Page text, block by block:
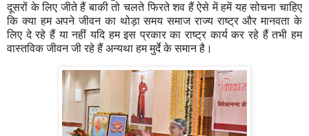
दूसरों के लिए जीते हैं बाकी तो चलते फिरते शव हैं ऐसे में हमें यह सोचना चाहिए
कि क्या हम अपने जीवन का थोड़ा समय समाज राज्य राष्ट्र और मानवता के
लिए दे रहे हैं या नहीं यदि हम इस प्रकार का राष्ट्र कार्य कर रहे हैं तभी हम
वास्तविक जीवन जी रहे हैं अन्यथा हम मुर्दे के समान है।